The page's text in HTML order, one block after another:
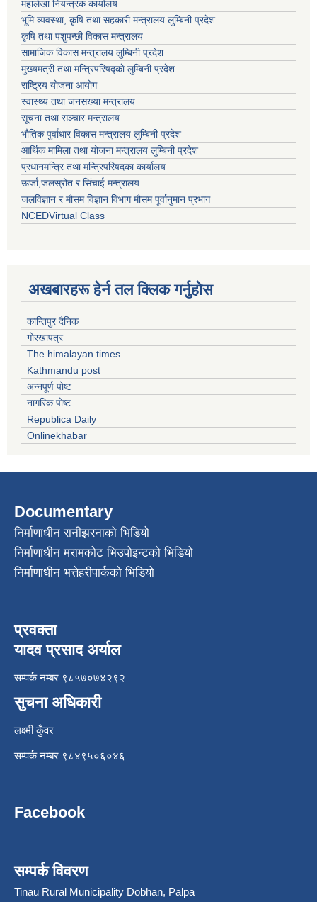
महालेखा नियन्त्रक कार्यालय
भूमि व्यवस्था, कृषि तथा सहकारी मन्त्रालय लुम्बिनी प्रदेश
कृषि तथा पशुपन्छी विकास मन्त्रालय
सामाजिक विकास मन्त्रालय लुम्बिनी प्रदेश
मुख्यमत्री तथा मन्त्रिपरिषद्काे लुम्बिनी प्रदेश
राष्ट्रिय योजना आयोग
स्वास्थ्य तथा जनसख्या मन्त्रालय
सूचना तथा सञ्चार मन्त्रालय
भाैतिक पुर्वाधार विकास मन्त्रालय लुम्बिनी प्रदेश
आर्थिक मामिला तथा योजना मन्त्रालय लुम्बिनी प्रदेश
प्रधानमन्त्रि तथा मन्त्रिपरिषदका कार्यालय
ऊर्जा,जलस्रोत र सिंचाई मन्त्रालय
जलविज्ञान र मौसम विज्ञान विभाग मौसम पूर्वानुमान प्रभाग
NCEDVirtual Class
अखबारहरू हेर्न तल क्लिक गर्नुहोस
कान्तिपुर दैनिक
गोरखापत्र
The himalayan times
Kathmandu post
अन्नपूर्ण पोष्ट
नागरिक पोष्ट
Republica Daily
Onlinekhabar
Documentary
निर्माणाधीन रानीझरनाको भिडियो
निर्माणाधीन मरामकोट भिउपोइन्टको भिडियो
निर्माणाधीन भत्तेहरीपार्कको भिडियो
प्रवक्ता
यादव प्रसाद अर्याल
सम्पर्क नम्बर ९८५७०७४२९२
सुचना अधिकारी
लक्ष्मी कुँवर
सम्पर्क नम्बर ९८४९५०६०४६
Facebook
सम्पर्क विवरण
Tinau Rural Municipality Dobhan, Palpa